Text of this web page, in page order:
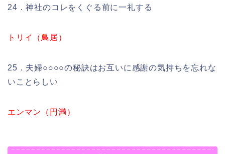
24．神社のコレをくぐる前に一礼する
トリイ（鳥居）
25．夫婦○○○○の秘訣はお互いに感謝の気持ちを忘れな
いことらしい
エンマン（円満）